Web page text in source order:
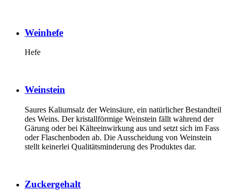
Weinhefe
Hefe
Weinstein
Saures Kaliumsalz der Weinsäure, ein natürlicher Bestandteil
des Weins. Der kristallförmige Weinstein fällt während der
Gärung oder bei Kälteeinwirkung aus und setzt sich im Fass
oder Flaschenboden ab. Die Ausscheidung von Weinstein
stellt keinerlei Qualitätsminderung des Produktes dar.
Zuckergehalt